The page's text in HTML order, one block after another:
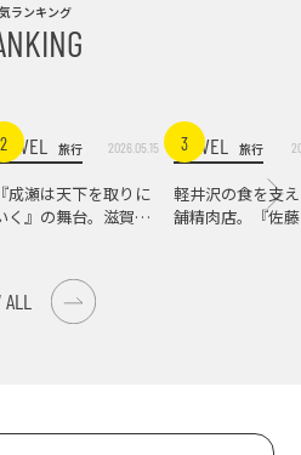
ランキング
2
TRAVEL 旅行 2026.05.15
『成瀬は天下を取りに
く』の舞台。滋賀県
3
TRAVEL 旅行
軽井沢の食を支
舗精肉店。『佐